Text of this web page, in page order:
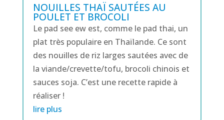
NOUILLES THAÏ SAUTÉES AU
POULET ET BROCOLI
Le pad see ew est, comme le pad thai, un
plat très populaire en Thaïlande. Ce sont
des nouilles de riz larges sautées avec de
la viande/crevette/tofu, brocoli chinois et
sauces soja. C’est une recette rapide à
réaliser !
lire plus